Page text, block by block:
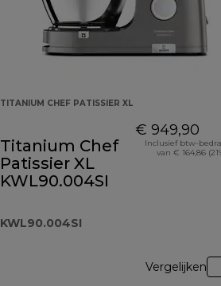
TITANIUM CHEF PATISSIER XL
Titanium Chef
Patissier XL
KWL90.004SI
KWL90.004SI
€ 949,90
Inclusief btw-
van € 164,86
Vergelijken